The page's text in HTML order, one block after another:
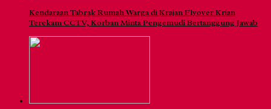
Kendaraan Tabrak Rumah Warga di Krajan Flyover Krian
Terekam CCTV, Korban Minta Pengemudi Bertanggung Jawab